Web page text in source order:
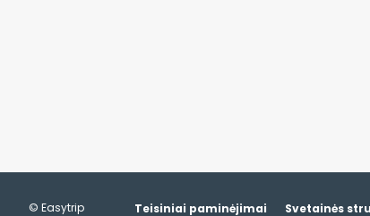
© Easytrip Teisiniai paminėjimai Svetainės